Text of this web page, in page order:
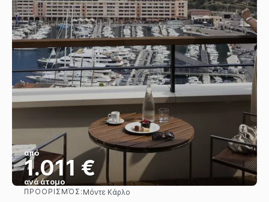
από
1.011 €
ανά άτομο
Βλέπω
ΠΡΟΟΡΙΣΜΌΣ: Μόντε Κάρλο